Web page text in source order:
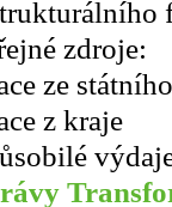
zdroje:
ze
z